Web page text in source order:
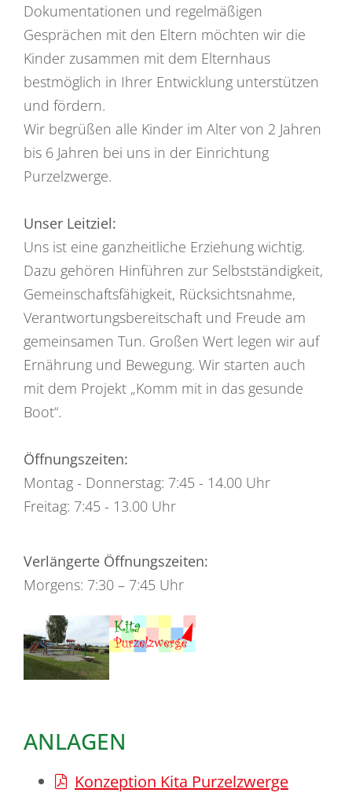
Dokumentationen und regelmäßigen
Gesprächen mit den Eltern möchten wir die
Kinder zusammen mit dem Elternhaus
bestmöglich in Ihrer Entwicklung unterstützen
und fördern.
Wir begrüßen alle Kinder im Alter von 2 Jahren
bis 6 Jahren bei uns in der Einrichtung
Purzelzwerge.
Unser Leitziel:
Uns ist eine ganzheitliche Erziehung wichtig.
Dazu gehören Hinführen zur Selbstständigkeit,
Gemeinschaftsfähigkeit, Rücksichtsnahme,
Verantwortungsbereitschaft und Freude am
gemeinsamen Tun. Großen Wert legen wir auf
Ernährung und Bewegung. Wir starten auch
mit dem Projekt „Komm mit in das gesunde
Boot“.
Öffnungszeiten:
Montag - Donnerstag: 7:45 - 14.00 Uhr
Freitag: 7:45 - 13.00 Uhr
Verlängerte Öffnungszeiten:
Morgens: 7:30 – 7:45 Uhr
ANLAGEN
Konzeption Kita Purzelzwerge